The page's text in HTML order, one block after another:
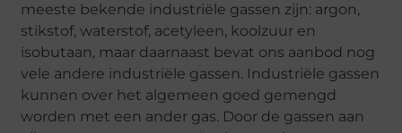
meeste bekende industriële gassen zijn: argon,
stikstof, waterstof, acetyleen, koolzuur en
isobutaan, maar daarnaast bevat ons aanbod nog
vele andere industriële gassen. Industriële gassen
kunnen over het algemeen goed gemengd
worden met een ander gas. Door de gassen aan